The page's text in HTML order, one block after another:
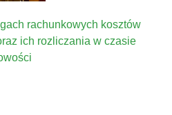
rachunkowych kosztów
ich rozliczania w czasie